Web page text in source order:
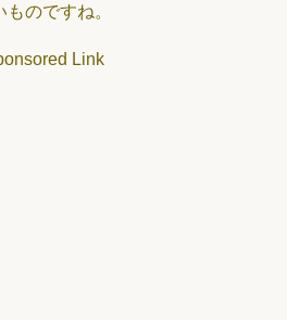
のですね。
Link